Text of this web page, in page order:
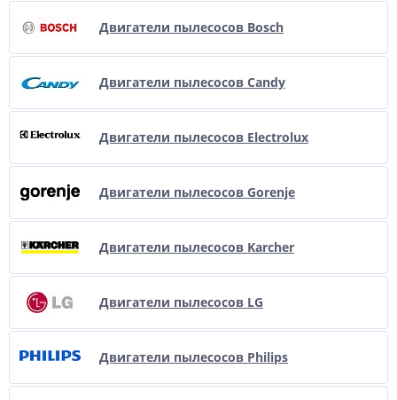
Двигатели пылесосов Bosch
Двигатели пылесосов Candy
Двигатели пылесосов Electrolux
Двигатели пылесосов Gorenje
Двигатели пылесосов Karcher
Двигатели пылесосов LG
Двигатели пылесосов Philips